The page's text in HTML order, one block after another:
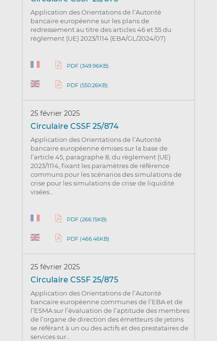
Application des Orientations de l’Autorité
bancaire européenne sur les plans de
redressement au titre des articles 46 et 55 du
règlement (UE) 2023/1114 (EBA/GL/2024/07)
PDF (349.96KB)
PDF (550.26KB)
25 février 2025
Circulaire CSSF 25/874
Application des Orientations de l’Autorité
bancaire européenne émises sur la base de
l’article 45, paragraphe 8, du règlement (UE)
2023/1114, fixant les paramètres de référence
communs pour les scénarios des simulations de
crise pour les simulations de crise de liquidité
visées…
PDF (266.15KB)
PDF (466.46KB)
25 février 2025
Circulaire CSSF 25/875
Application des Orientations de l’Autorité
bancaire européenne communes de l’EBA et de
l’ESMA sur l’évaluation de l’aptitude des membres
de l’organe de direction des émetteurs de jetons
se référant à un ou des actifs et des prestataires de
services sur…